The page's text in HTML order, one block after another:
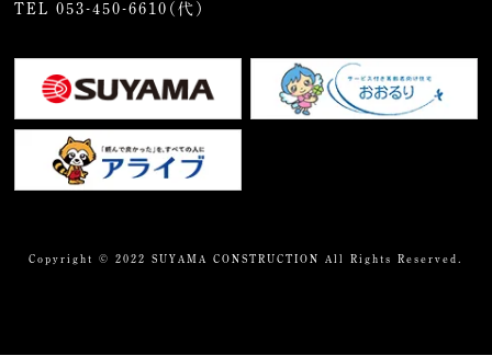
TEL053-450-6610 （代）
Copyright © 2022 SUYAMA CONSTRUCTION All Rights Reserved.